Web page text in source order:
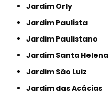
Jardim Orly
Jardim Paulista
Jardim Paulistano
Jardim Santa Helena
Jardim São Luiz
Jardim das Acácias